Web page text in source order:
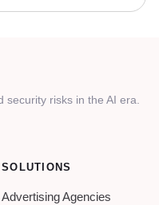
security risks in the AI era.
SOLUTIONS
Advertising Agencies